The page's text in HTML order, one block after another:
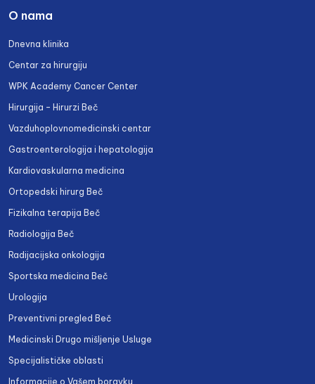
O nama
Dnevna klinika
Centar za hirurgiju
WPK Academy Cancer Center
Hirurgija – Hirurzi Beč
Vazduhoplovnomedicinski centar
Gastroenterologija i hepatologija
Kardiovaskularna medicina
Ortopedski hirurg Beč
Fizikalna terapija Beč
Radiologija Beč
Radijacijska onkologija
Sportska medicina Beč
Urologija
Preventivni pregled Beč
Medicinski Drugo mišljenje Usluge
Specijalističke oblasti
Informacije o Vašem boravku